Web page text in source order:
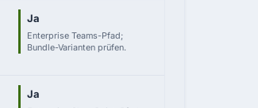
Ja
Enterprise Teams-Pfad;
Bundle-Varianten prüfen.
Ja